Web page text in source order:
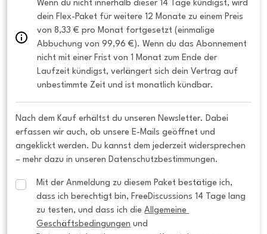
Wenn du nicht innerhalb dieser 14 Tage kündigst, wird
dein Flex-Paket für weitere 12 Monate zu einem Preis
von 8,33 € pro Monat fortgesetzt (einmalige
Abbuchung von 99,96 €). Wenn du das Abonnement
nicht mit einer Frist von 1 Monat zum Ende der
Laufzeit kündigst, verlängert sich dein Vertrag auf
unbestimmte Zeit und ist monatlich kündbar.
Nach dem Kauf erhältst du unseren Newsletter. Dabei
erfassen wir auch, ob unsere E-Mails geöffnet und
angeklickt werden. Du kannst dem jederzeit widersprechen
– mehr dazu in unseren Datenschutzbestimmungen.
Mit der Anmeldung zu diesem Paket bestätige ich,
dass ich berechtigt bin, FreeDiscussions 14 Tage lang
zu testen, und dass ich die Allgemeine
Geschäftsbedingungen